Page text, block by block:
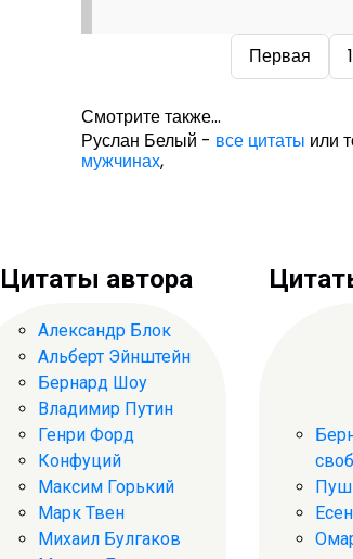
Первая 1
Смотрите также...
Руслан Белый - все цитаты или
мужчинах,
Цитаты автора
Александр Блок
Альберт Эйнштейн
Бернард Шоу
Владимир Путин
Генри Форд
Конфуций
Максим Горький
Марк Твен
Михаил Булгаков